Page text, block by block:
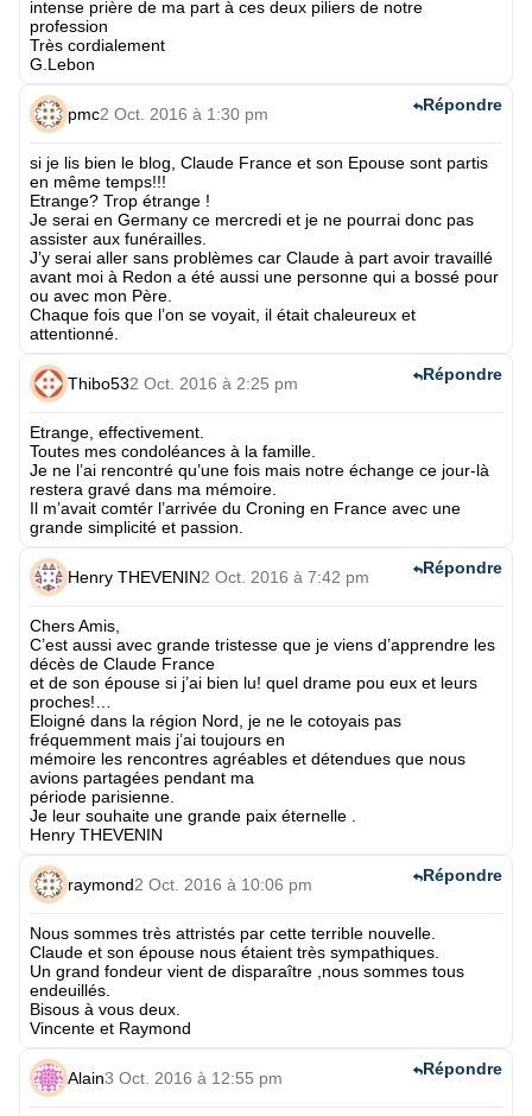
intense prière de ma part à ces deux piliers de notre
profession
Très cordialement
G.Lebon
pmc2 Oct. 2016 à 1:30 pm
si je lis bien le blog, Claude France et son Epouse sont partis
en même temps!!!
Etrange? Trop étrange !
Je serai en Germany ce mercredi et je ne pourrai donc pas
assister aux funérailles.
J’y serai aller sans problèmes car Claude à part avoir travaillé
avant moi à Redon a été aussi une personne qui a bossé pour
ou avec mon Père.
Chaque fois que l’on se voyait, il était chaleureux et
attentionné.
Répondre
Thibo532 Oct. 2016 à 2:25 pm
Etrange, effectivement.
Toutes mes condoléances à la famille.
Je ne l’ai rencontré qu’une fois mais notre échange ce jour-là
restera gravé dans ma mémoire.
Il m’avait comtér l’arrivée du Croning en France avec une
grande simplicité et passion.
Répondre
Henry THEVENIN2 Oct. 2016 à 7:42 pm
Chers Amis,
C’est aussi avec grande tristesse que je viens d’apprendre les
décès de Claude France
et de son épouse si j’ai bien lu! quel drame pou eux et leurs
proches!…
Eloigné dans la région Nord, je ne le cotoyais pas
fréquemment mais j’ai toujours en
mémoire les rencontres agréables et détendues que nous
avions partagées pendant ma
période parisienne.
Je leur souhaite une grande paix éternelle .
Henry THEVENIN
Répondre
raymond2 Oct. 2016 à 10:06 pm
Nous sommes très attristés par cette terrible nouvelle.
Claude et son épouse nous étaient très sympathiques.
Un grand fondeur vient de disparaître ,nous sommes tous
endeuillés.
Bisous à vous deux.
Vincente et Raymond
Répondre
Alain3 Oct. 2016 à 12:55 pm Répondre